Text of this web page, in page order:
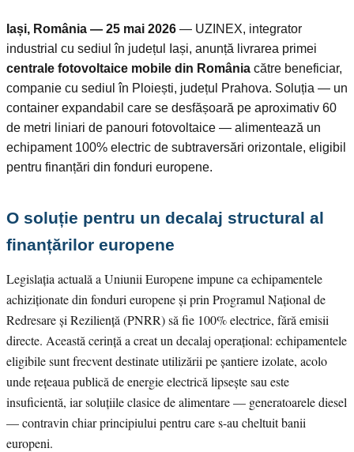
Iași, România — 25 mai 2026 — UZINEX, integrator
industrial cu sediul în județul Iași, anunță livrarea primei
centrale fotovoltaice mobile din România către beneficiar,
companie cu sediul în Ploiești, județul Prahova. Soluția — un
container expandabil care se desfășoară pe aproximativ 60
de metri liniari de panouri fotovoltaice — alimentează un
echipament 100% electric de subtraversări orizontale, eligibil
pentru finanțări din fonduri europene.
O soluție pentru un decalaj structural al
finanțărilor europene
Legislația actuală a Uniunii Europene impune ca echipamentele
achiziționate din fonduri europene și prin Programul Național de
Redresare și Reziliență (PNRR) să fie 100% electrice, fără emisii
directe. Această cerință a creat un decalaj operațional: echipamentele
eligibile sunt frecvent destinate utilizării pe șantiere izolate, acolo
unde rețeaua publică de energie electrică lipsește sau este
insuficientă, iar soluțiile clasice de alimentare — generatoarele diesel
— contravin chiar principiului pentru care s-au cheltuit banii
europeni.